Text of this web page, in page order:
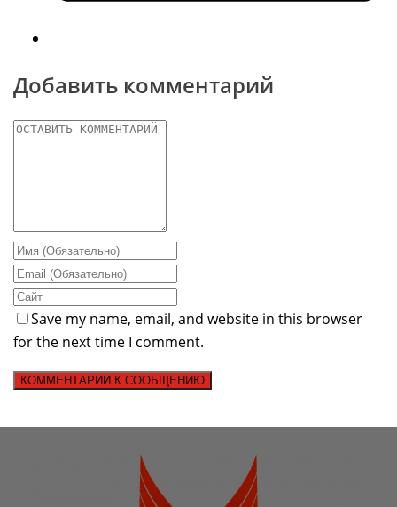
Добавить комментарий
Save my name, email, and website in this browser
for the next time I comment.